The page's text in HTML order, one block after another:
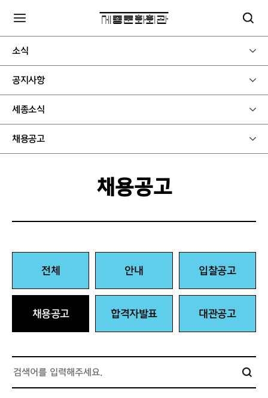
소식
공지사항
세종소식
채용공고
채용공고
전체 안내 입찰공고
채용공고 합격자발표 대관공고